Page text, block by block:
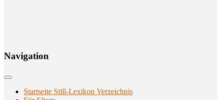
Navi­ga­ti­on
Startseite Still-Lexikon Verzeichnis